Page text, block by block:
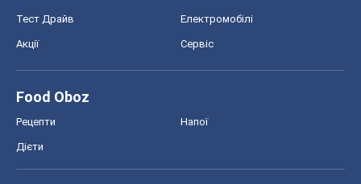
Тест Драйв Електромобілі
Акції Сервіс
Food Oboz
Рецепти Напої
Дієти